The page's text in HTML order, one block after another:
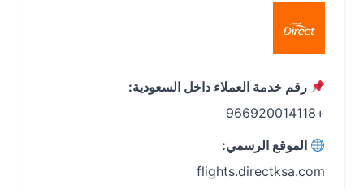
رقم خدمة العملاء داخل السعودية:
الموقع الرسمي:
flights.directksa.com